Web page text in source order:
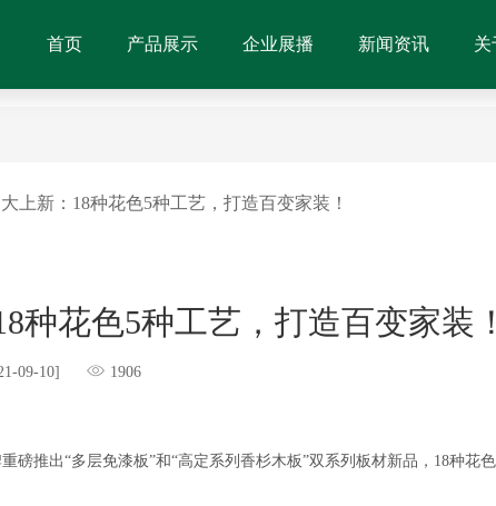
首页 产品展示 企业展播 新闻资讯 关
上新：18种花色5种工艺，打造百变家装！
种花色5种工艺，打造百变家装
09-10] 1906
推出“多层免漆板”和“高定系列香杉木板”双系列板材新品，18种花